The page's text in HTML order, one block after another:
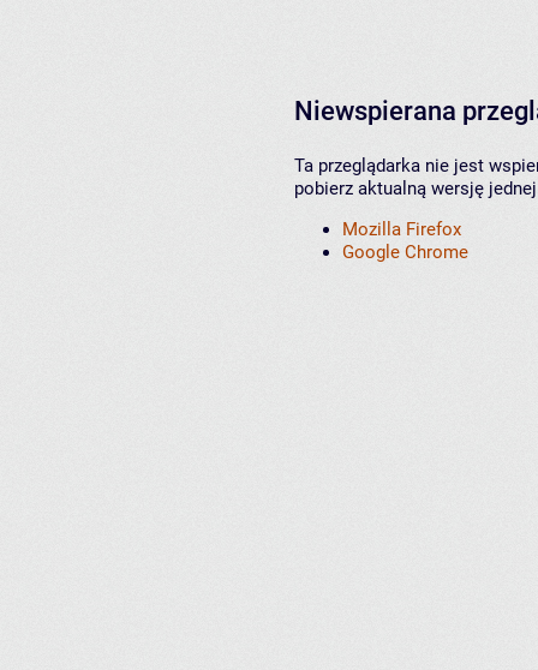
Niewspierana
Ta przeglądarka nie jest
pobierz aktualną wersję
Mozilla Firefox
Google Chrome